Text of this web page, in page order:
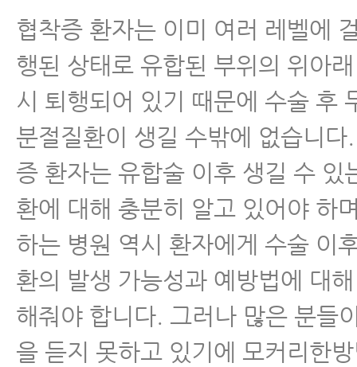
협착증 환자는 이미 여러 레벨에
행된 상태로 유합된 부위의 위아
시 퇴행되어 있기 때문에 수술 후
분절질환이 생길 수밖에 없습니다
증 환자는 유합술 이후 생길 수 있
환에 대해 충분히 알고 있어야 하
하는 병원 역시 환자에게 수술 이
환의 발생 가능성과 예방법에 대
해줘야 합니다. 그러나 많은 분들
을 듣지 못하고 있기에 모커리한